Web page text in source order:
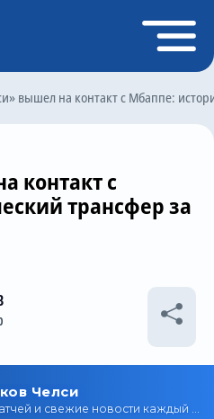
вышел на контакт с Мбаппе:
контакт с
трансфер за